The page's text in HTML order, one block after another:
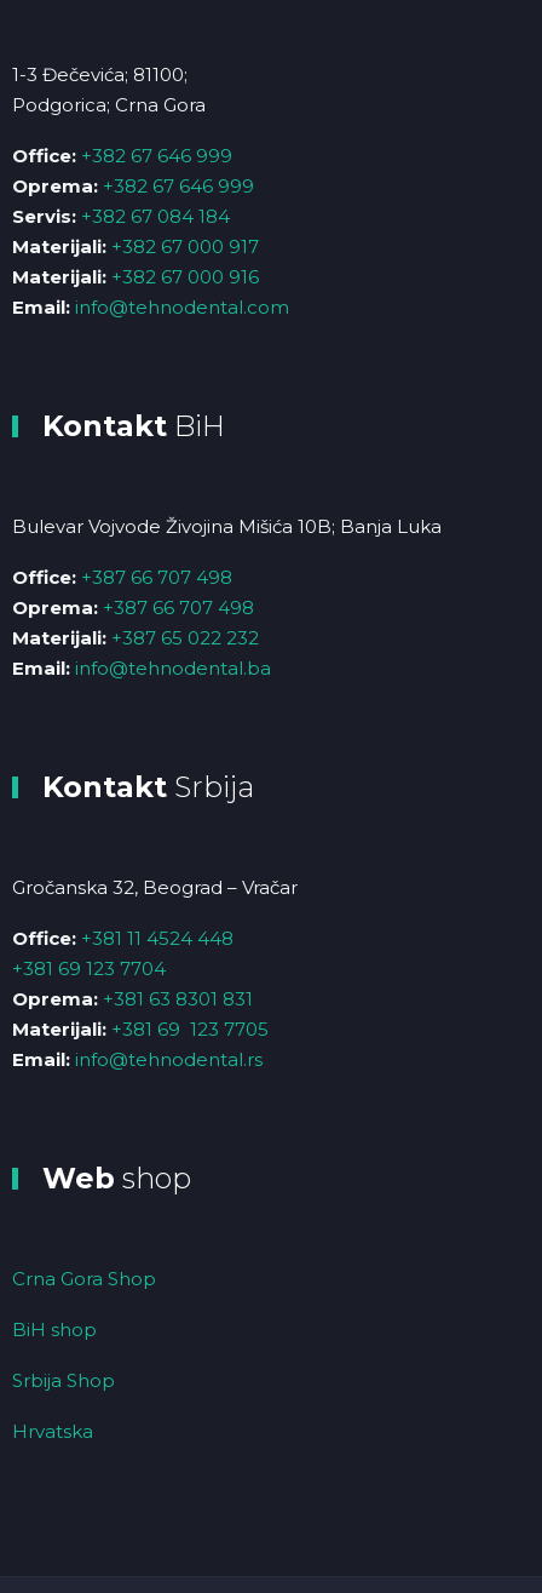
1-3 Đečevića; 81100;
Podgorica; Crna Gora
Office: +382 67 646 999
Oprema: +382 67 646 999
Servis: +382 67 084 184
Materijali: +382 67 000 917
Materijali: +382 67 000 916
Email: info@tehnodental.com
Kontakt BiH
Bulevar Vojvode Živojina Mišića 10B; Banja Luka
Office: +387 66 707 498
Oprema: +387 66 707 498
Materijali: +387 65 022 232
Email: info@tehnodental.ba
Kontakt Srbija
Gročanska 32, Beograd – Vračar
Office: +381 11 4524 448
+381 69 123 7704
Oprema: +381 63 8301 831
Materijali: +381 69 123 7705
Email: info@tehnodental.rs
Web shop
Crna Gora Shop
BiH shop
Srbija Shop
Hrvatska